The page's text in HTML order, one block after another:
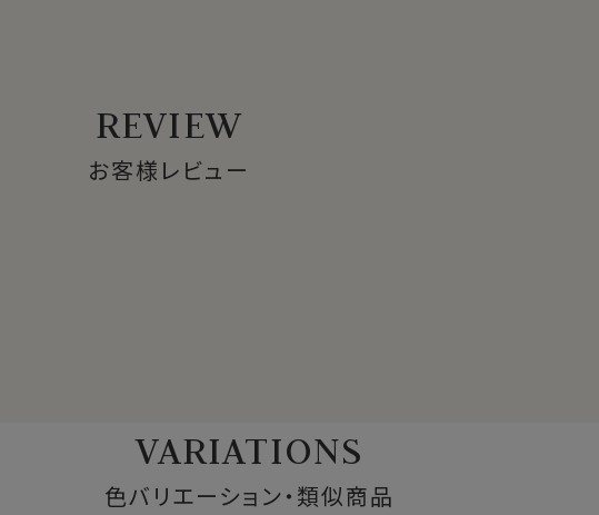
REVIEW
お客様レビュー
VARIATIONS
色バリエーション・類似商品